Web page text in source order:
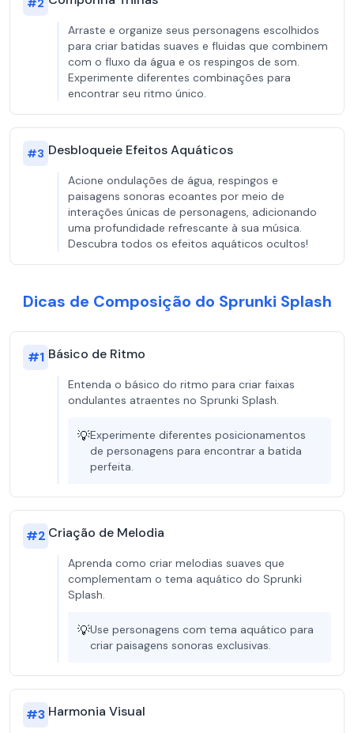
#2
Arraste e organize seus personagens escolhidos
para criar batidas suaves e fluidas que combinem
com o fluxo da água e os respingos de som.
Experimente diferentes combinações para
encontrar seu ritmo único.
#3 Desbloqueie Efeitos Aquáticos
Acione ondulações de água, respingos e
paisagens sonoras ecoantes por meio de
interações únicas de personagens, adicionando
uma profundidade refrescante à sua música.
Descubra todos os efeitos aquáticos ocultos!
Dicas de Composição do Sprunki Splash
#1 Básico de Ritmo
Entenda o básico do ritmo para criar faixas
ondulantes atraentes no Sprunki Splash.
💡Experimente diferentes posicionamentos
de personagens para encontrar a batida
perfeita.
#2 Criação de Melodia
Aprenda como criar melodias suaves que
complementam o tema aquático do Sprunki
Splash.
💡Use personagens com tema aquático para
criar paisagens sonoras exclusivas.
#3 Harmonia Visual